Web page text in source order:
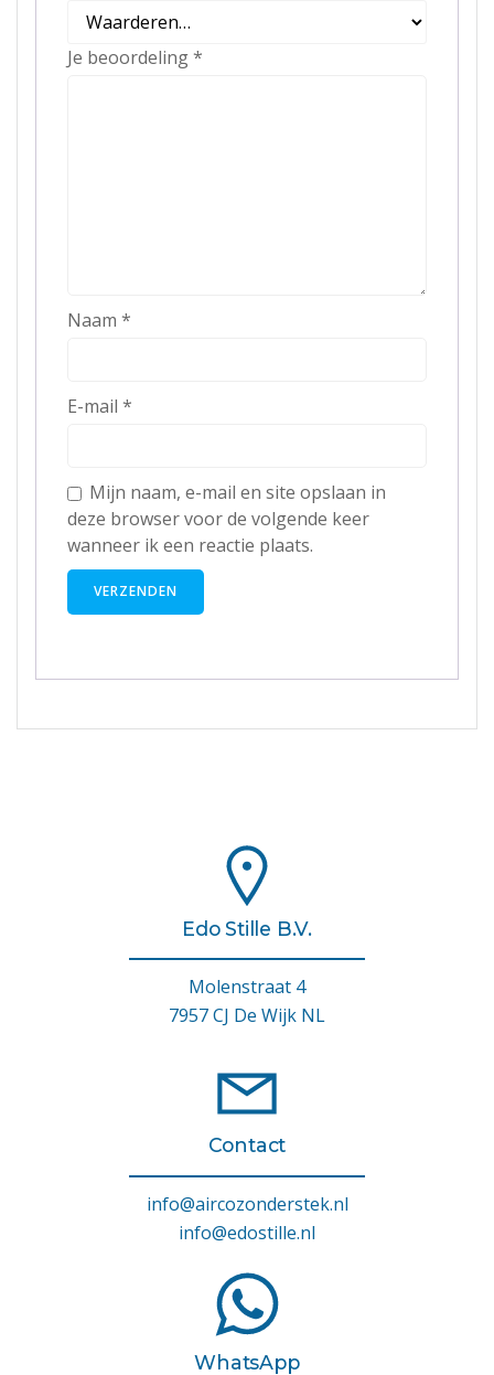
Je beoordeling*
Naam *
E-mail *
Mijn naam, e-mail en site opslaan in
deze browser voor de volgende keer
wanneer ik een reactie plaats.
Edo Stille B.V.
Molenstraat 4
7957 CJ De Wijk NL
Contact
info@aircozonderstek.nl
info@edostille.nl
WhatsApp